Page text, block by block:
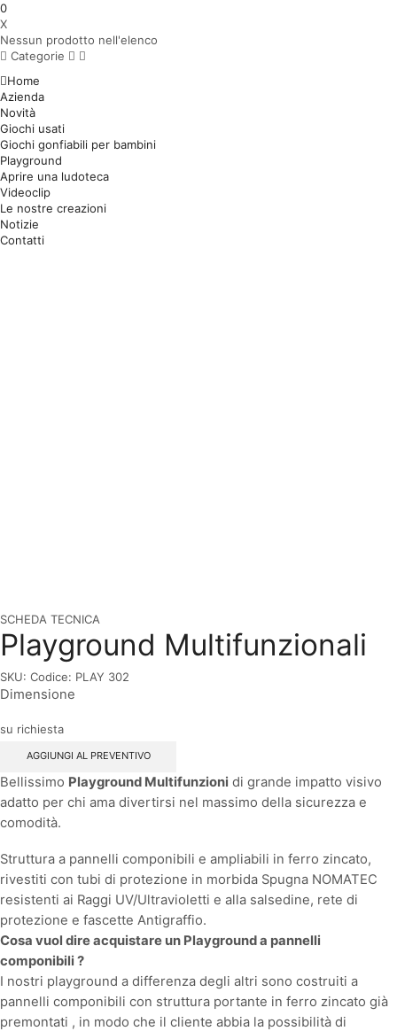
0
X
Nessun prodotto nell'elenco
Categorie
Home
Azienda
Novità
Giochi usati
Giochi gonfiabili per bambini
Playground
Aprire una ludoteca
Videoclip
Le nostre creazioni
Notizie
Contatti
SCHEDA TECNICA
Playground Multifunzionali
SKU: Codice: PLAY 302
Dimensione
su richiesta
AGGIUNGI AL PREVENTIVO
Bellissimo Playground Multifunzioni di grande impatto visivo
adatto per chi ama divertirsi nel massimo della sicurezza e
comodità.
Struttura a pannelli componibili e ampliabili in ferro zincato,
rivestiti con tubi di protezione in morbida Spugna NOMATEC
resistenti ai Raggi UV/Ultravioletti e alla salsedine, rete di
protezione e fascette Antigraffio.
Cosa vuol dire acquistare un Playground a pannelli
componibili ?
I nostri playground a differenza degli altri sono costruiti a
pannelli componibili con struttura portante in ferro zincato già
premontati , in modo che il cliente abbia la possibilità di